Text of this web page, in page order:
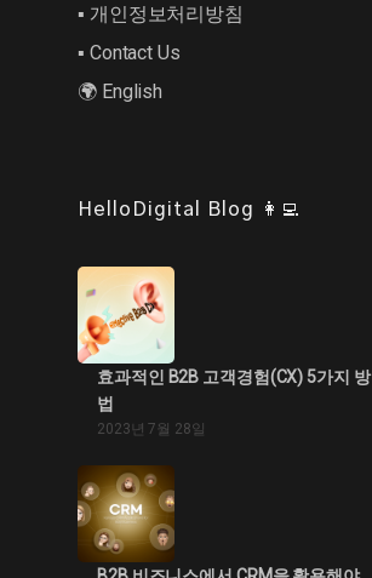
▪︎ 개인정보처리방침
▪︎ Contact Us
🌍 English
HelloDigital Blog 👩‍💻
효과적인 B2B 고객경험(CX) 5가지 방
법
2023년 7월 28일